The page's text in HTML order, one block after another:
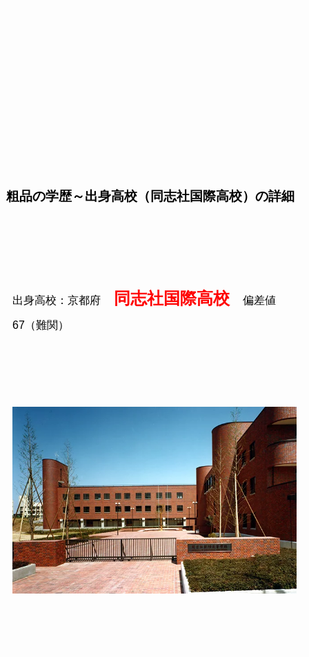
粗品の学歴～出身高校（同志社国際高校）の詳細
出身高校：京都府 同志社国際高校 偏差値
67（難関）